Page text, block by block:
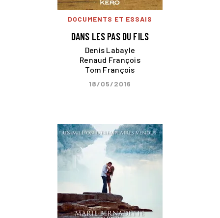
DOCUMENTS ET ESSAIS
DANS LES PAS DU FILS
Denis Labayle
Renaud François
Tom François
18/05/2016